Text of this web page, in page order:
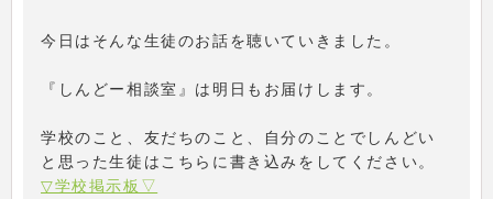
今日はそんな生徒のお話を聴いていきました。
『しんどー相談室』は明日もお届けします。
学校のこと、友だちのこと、自分のことでしんどい
と思った生徒はこちらに書き込みをしてください。
▽学校掲示板▽